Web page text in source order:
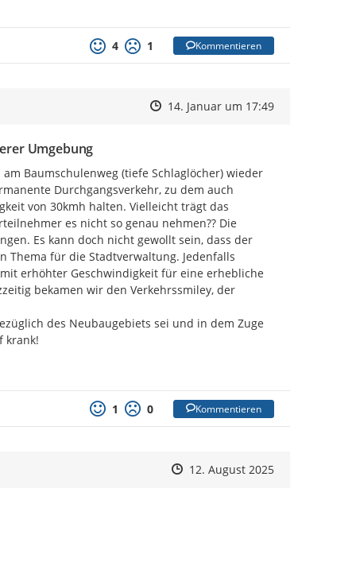
4 1 Kommentieren
Zeitpunkt des Erstellens
Zeitpunkt des Erstellens
14. Januar um 17:49Zur Äußerung
Umgebung
Baumschulenweg (tiefe Schlaglöcher) wieder
Durchgangsverkehr, zu dem auch
von 30kmh halten. Vielleicht trägt das
es nicht so genau nehmen?? Die
Es kann doch nicht gewollt sein, dass der
Thema für die Stadtverwaltung. Jedenfalls
erhöhter Geschwindigkeit für eine erhebliche
bekamen wir den Verkehrssmiley, der
des Neubaugebiets sei und in dem Zuge
krank!
1 0 Kommentieren
Zeitpunkt des Erstellens
Zeitpunkt des Erstellens
12. August 2025Zur Äußerung